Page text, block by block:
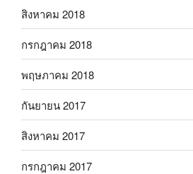
สิงหาคม 2018
กรกฎาคม 2018
พฤษภาคม 2018
กันยายน 2017
สิงหาคม 2017
กรกฎาคม 2017